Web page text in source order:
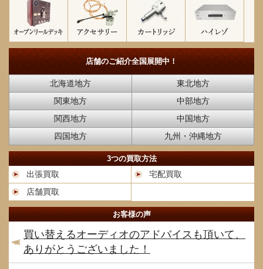
店舗のご紹介全国展開中！
北海道地方
東北地方
関東地方
中部地方
関西地方
中国地方
四国地方
九州・沖縄地方
3つの買取方法
出張買取
宅配買取
店舗買取
お客様の声
買い替えるオーディオのアドバイスも頂いて、
ありがとうございました！